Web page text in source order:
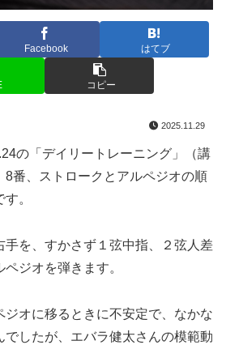
Facebook はてブ
コピー
2025.11.29
の「デイリートレーニング」（講
8番、ストロークとアルペジオの順
。
手を、すかさず１弦中指、２弦人差
ジオを弾きます。
ジオに移るときに不安定で、なかな
でしたが、エバラ健太さんの模範動